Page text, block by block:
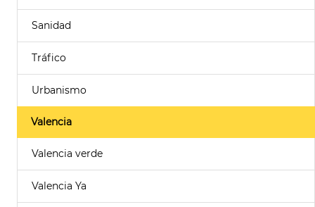
Sanidad
Tráfico
Urbanismo
Valencia
Valencia verde
Valencia Ya